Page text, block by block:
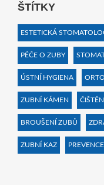
ŠTÍTKY
ESTETICKÁ
PÉČE O ZUBY
ÚSTNÍ HYGIENA
ZUBNÍ KÁMEN
BROUŠENÍ ZUBŮ
ZUBNÍ KAZ